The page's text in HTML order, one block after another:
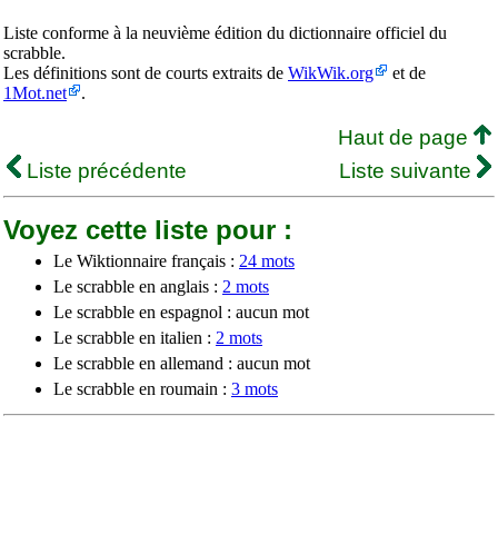
Liste conforme à la neuvième édition du dictionnaire officiel du
scrabble.
Les définitions sont de courts extraits de WikWik.org
et de
1Mot.net
.
Haut de page
Liste précédente
Liste suivante
Voyez cette liste pour :
Le Wiktionnaire français : 24 mots
Le scrabble en anglais : 2 mots
Le scrabble en espagnol : aucun mot
Le scrabble en italien : 2 mots
Le scrabble en allemand : aucun mot
Le scrabble en roumain : 3 mots